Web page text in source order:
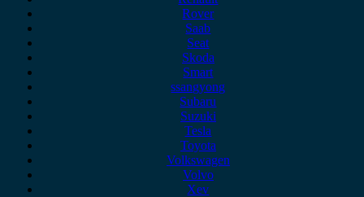
Rover
Saab
Seat
Skoda
Smart
ssangyong
Subaru
Suzuki
Tesla
Toyota
Volkswagen
Volvo
Xev